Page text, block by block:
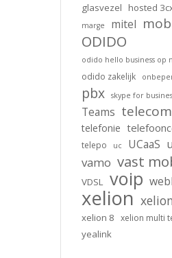
glasvezel hosted
marge mitel
ODIDO
odido hello business op
odido zakelijk
pbx skype for
Teams telecom
telefonie
telepo uc UCaaS
vamo vast
VDSL voip
xelion
xelion 8 xelion multi
yealink